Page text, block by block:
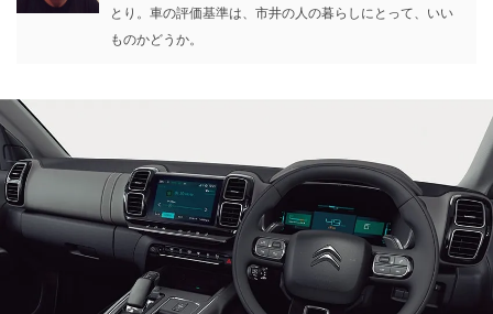
とり。車の評価基準は、市井の人の暮らしにとって、いい
ものかどうか。